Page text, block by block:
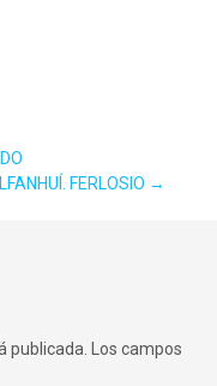
FERLOSIO →
publicada. Los campos